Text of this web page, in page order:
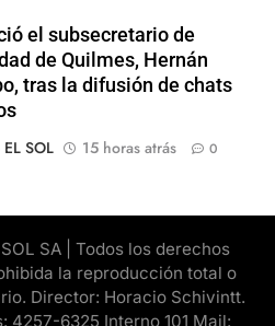
el subsecretario de
de Quilmes, Hernán
tras la difusión de chats
SOL
15 horas atrás 0
SA | Todos los derechos
la reproducción total o
Director: Horacio Schivintt.
4257-6325 Interno 101 Mail: